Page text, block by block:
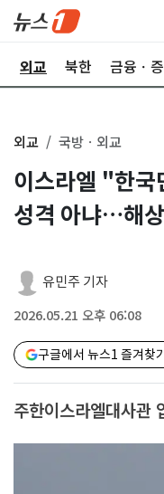
외교 북한 금융ㆍ
외교 국방ㆍ외교
이스라엘 "한국
성격 아냐…해
유민주 기자
2026.05.21 오후 06:08
구글에서 뉴스1 즐겨찾
주한이스라엘대사관